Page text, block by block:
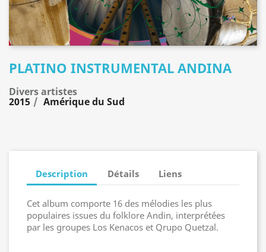
PLATINO INSTRUMENTAL ANDINA
Divers artistes
2015 Amérique du Sud
Description Détails Liens
Cet album comporte 16 des mélodies les plus
populaires issues du folklore Andin, interprétées
par les groupes Los Kenacos et Qrupo Quetzal.